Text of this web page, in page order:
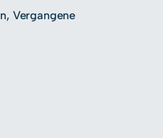
, Vergangene